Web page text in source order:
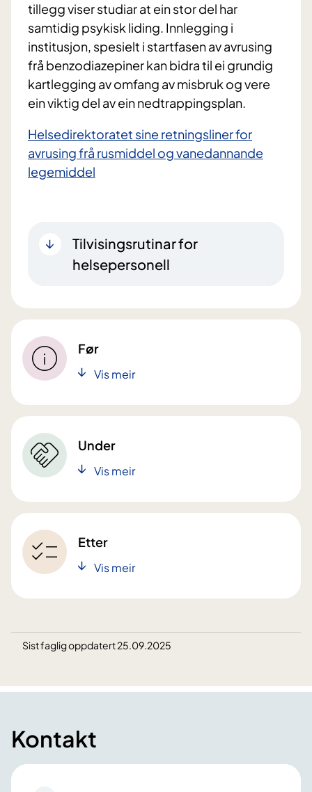
tillegg viser studiar at ein stor del har
samtidig psykisk liding. Innlegging i
institusjon, spesielt i startfasen av avrusing
frå benzodiazepiner kan bidra til ei grundig
kartlegging av omfang av misbruk og vere
ein viktig del av ein nedtrappingsplan.
Helsedirektoratet sine retningsliner for
avrusing frå rusmiddel og vanedannande
legemiddel
Tilvisingsrutinar for
helsepersonell
Før
Vis meir
Under
Vis meir
Etter
Vis meir
Sist faglig oppdatert 25.09.2025
Kontakt